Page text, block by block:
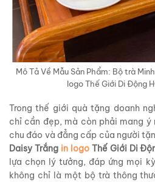
Mô Tả Về Mẫu Sản Phẩm: Bộ trà
logo Thế Giới Di Động
Trong thế giới quà tặng doanh
chỉ cần đẹp, mà còn phải mang ý
chu đáo và đẳng cấp của người
Daisy Trắng in logoThế Giới Di
lựa chọn lý tưởng, đáp ứng mọi
không chỉ là một bộ trà thông